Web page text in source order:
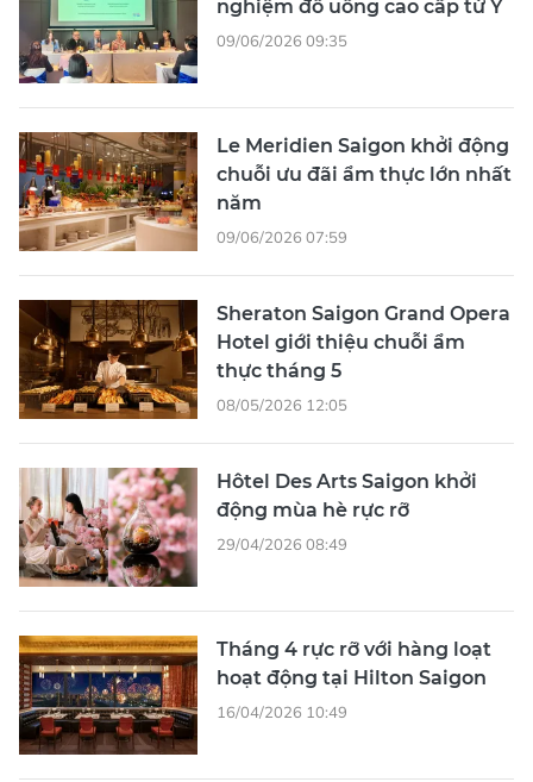
nghiệm đồ uống cao cấp từ Ý
09/06/2026 09:35
Le Meridien Saigon khởi động
chuỗi ưu đãi ẩm thực lớn nhất
năm
09/06/2026 07:59
Sheraton Saigon Grand Opera
Hotel giới thiệu chuỗi ẩm
thực tháng 5
08/05/2026 12:05
Hôtel Des Arts Saigon khởi
động mùa hè rực rỡ
29/04/2026 08:49
Tháng 4 rực rỡ với hàng loạt
hoạt động tại Hilton Saigon
16/04/2026 10:49